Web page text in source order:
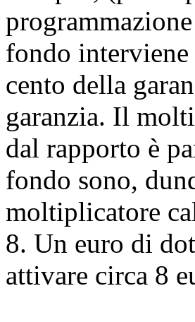
fondo interviene
cento della
garanzia. Il
dal rapporto è
fondo sono,
moltiplicatore
8. Un euro di
attivare circa 8